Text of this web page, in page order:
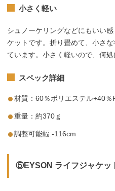
小さく軽い
シュノーケリングなどにもいい
ケットです。折り畳めて、小さ
ています。小さく軽いので、何処
スペック詳細
材質：60％ポリエステル+40％
重量：約370ｇ
調整可能幅:-116cm
⑤EYSON ライフジャケッ